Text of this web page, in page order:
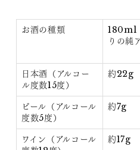
お酒の種類
180ml
りの純
日本酒（アルコー
ル度数15度）
約22g
ビール（アルコール
度数5度）
約7g
ワイン（アルコール
約17g